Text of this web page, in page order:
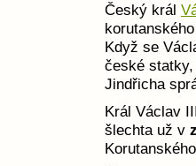
Český král
Když se
české
Jindřicha
Král Václav
šlechta už v